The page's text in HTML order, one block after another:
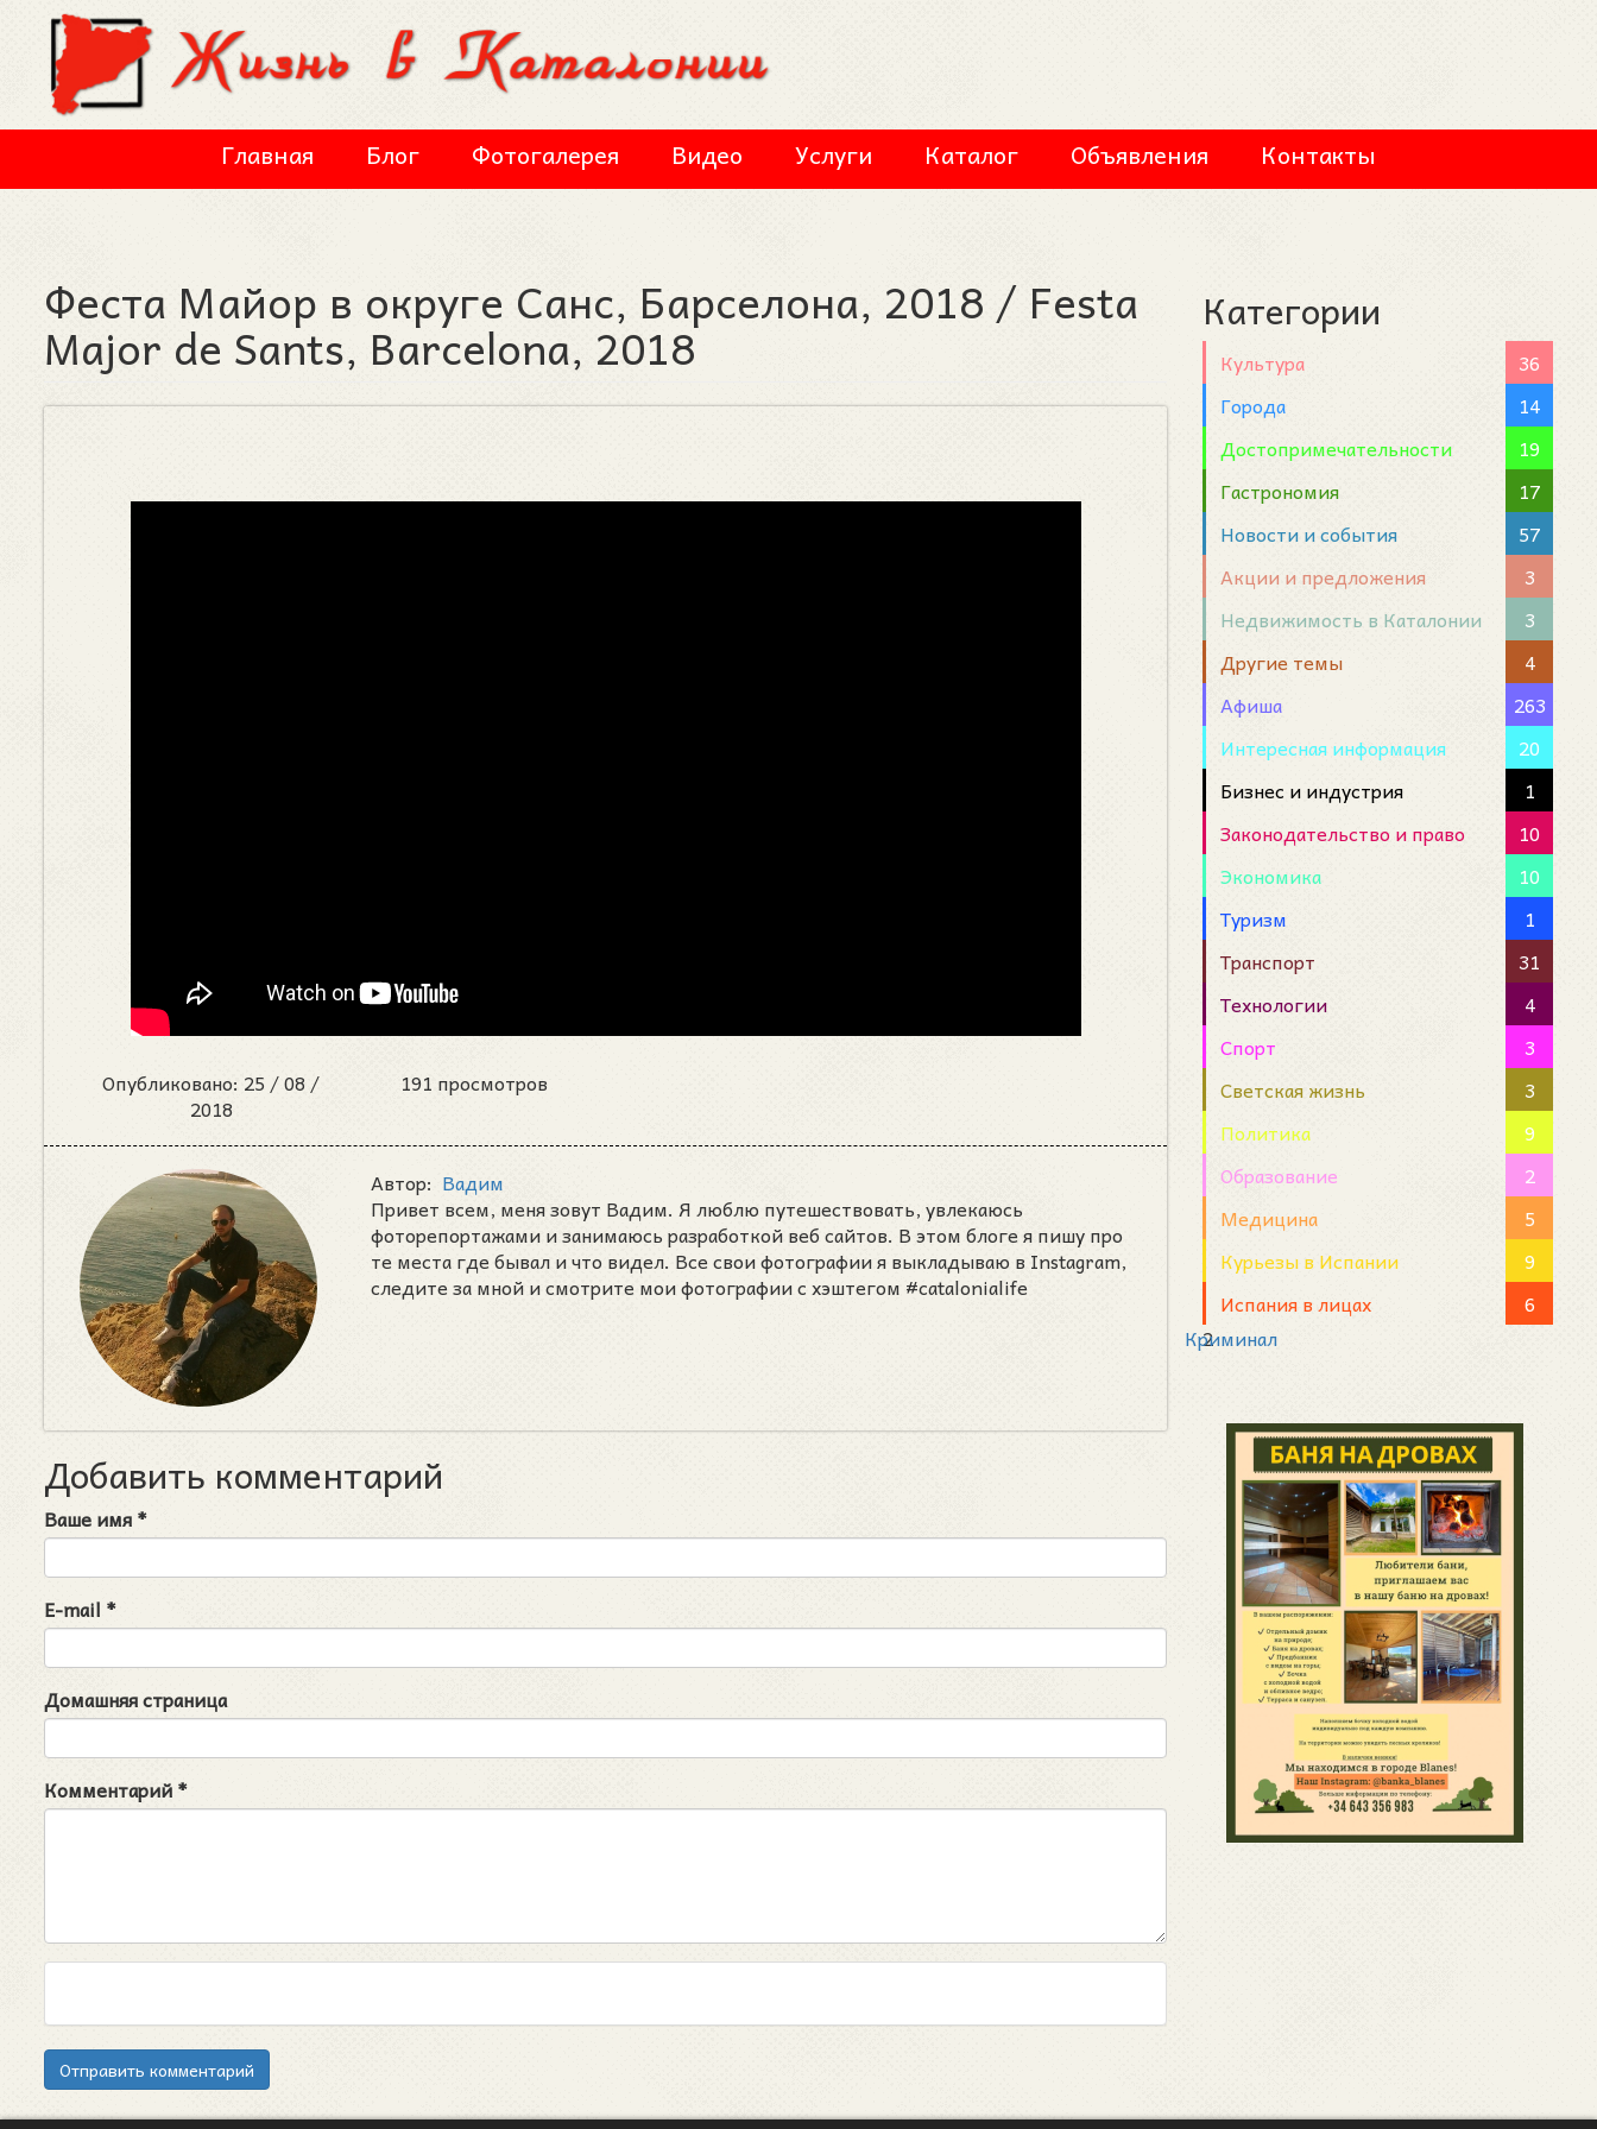
Перейти к основному содержанию
Главная Блог Фотогалерея Видео Услуги Каталог Объявления Контакты
Феста Майор в округе Санс, Барселона, 2018 / Festa
Major de Sants, Barcelona, 2018
Опубликовано: 25 /08 /
2018
191 просмотров
Автор: Вадим
Привет всем, меня зовут Вадим. Я люблю путешествовать, увлекаюсь
фоторепортажами и занимаюсь разработкой веб сайтов. В этом блоге я пишу про
те места где бывал и что видел. Все свои фотографии я выкладываю в Instagram,
следите за мной и смотрите мои фотографии с хэштегом #catalonialife
Добавить комментарий
Ваше имя*
E-mail *
Домашняя страница
Комментарий*
Отправить комментарий
Категории
Культура
36
Города
14
Достопримечательности
19
Гастрономия
17
Новости и события
57
Акции и предложения
3
Недвижимость в Каталонии
3
Другие темы
4
Афиша
263
Интересная информация
20
Бизнес и индустрия
1
Законодательство и право
10
Экономика
10
Туризм
1
Транспорт
31
Технологии
4
Спорт
3
Светская жизнь
3
Политика
9
Образование
2
Медицина
5
Курьезы в Испании
9
Испания в лицах
6
Криминал
2